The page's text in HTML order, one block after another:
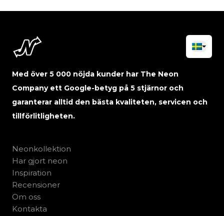
Med över 5 000 nöjda kunder har The Neon
Company ett Google-betyg på 5 stjärnor och
garanterar alltid den bästa kvaliteten, servicen och
tillförlitligheten.
Neonkollektion
Har gjort neon
Inspiration
Recensioner
Om oss
Kontakta